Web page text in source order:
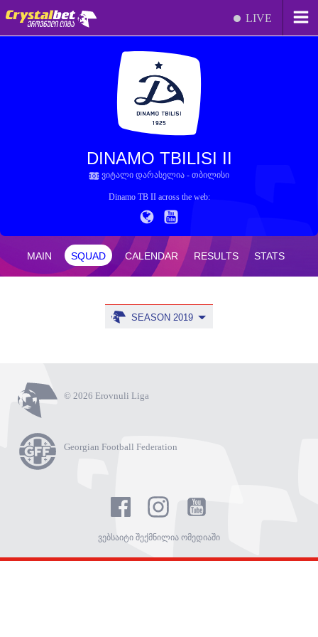
LIVE
DINAMO TBILISI II
ვიტალი დარასელია - თბილისი
Dinamo TB II across the web:
MAIN SQUAD CALENDAR RESULTS STATS
SEASON 2019
© 2026 Erovnuli Liga
Georgian Football Federation
ვებსაიტი შექმნილია ომედიაში